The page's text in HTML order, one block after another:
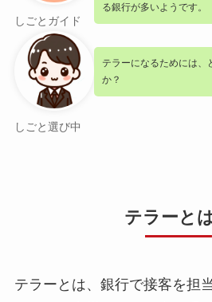
しごとガイド
る銀行が多いようです。
しごと選び中
テラーになるためには、
か？
テラーとは
テラーとは、銀行で接客を担